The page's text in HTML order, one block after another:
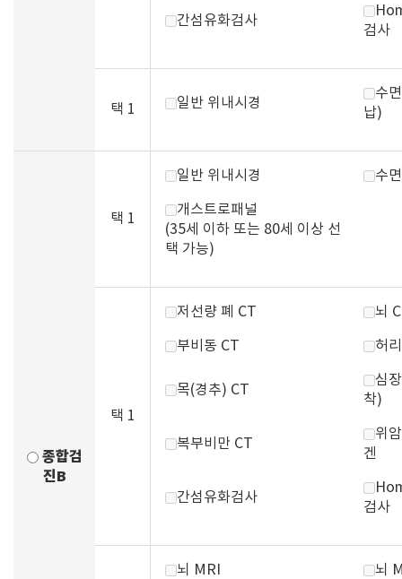
간섬유화검사
검사
택 1 일반 위내시경
수
납)
종합검
진B
택 1
일반 위내시경 수
개스트로패널
(35세 이하 또는 80세 이상 선
택 가능)
택 1
저선량 폐 CT 뇌
부비동 CT 허
목(경추) CT
심
착)
복부비만 CT
위
겐
간섬유화검사
검사
뇌 MRI 뇌